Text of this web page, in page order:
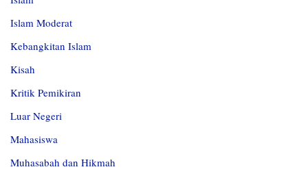
Islam Moderat
Kebangkitan Islam
Kisah
Kritik Pemikiran
Luar Negeri
Mahasiswa
Muhasabah dan Hikmah